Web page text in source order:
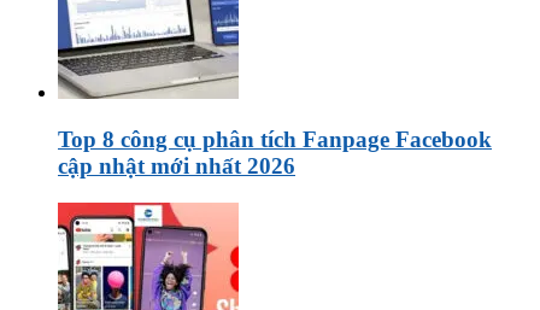
Top 8 công cụ phân tích Fanpage Facebook
cập nhật mới nhất 2026